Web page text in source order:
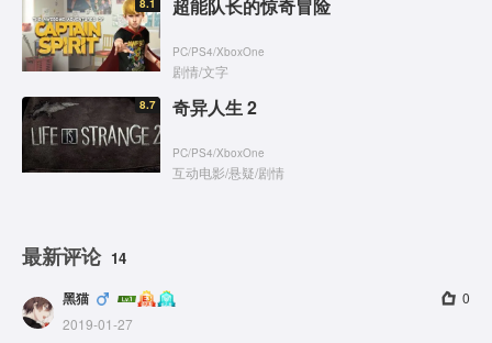
8.1 超能队长的惊奇冒险
PC/PS4/XboxOne
剧情/文字
8.7 奇异人生 2
PC/PS4/XboxOne
互动电影/悬疑/剧情
最新评论 14
黑猫
2019-01-27
0